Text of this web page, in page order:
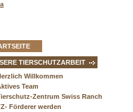
TIERSCHUTZARBEIT
Willkommen
Team
Zentrum Swiss Ranch
Förderer werden